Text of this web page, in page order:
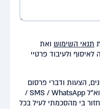
תנאי השימוש ואת
ולעיבוד פרטיי
הצעות ודברי פרסום
באמצעי תקשורת אלקטרוניים - דוא"ל SMS / WhatsApp /
בי מהסכמתי לעיל בכל